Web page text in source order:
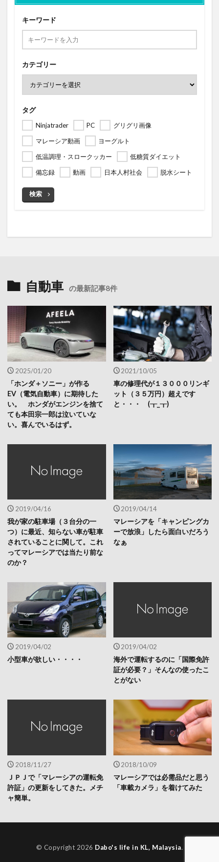
キーワード
カテゴリー
タグ
Ninjatrader PC
グリグリ画像
マレーシア動画
ヨーグルト
低温調理・スロークッカー
低糖質ダイエット
備忘録
動画 日本人村社会 脱水シート
検索
自動車 の最新記事8件
2025/01/20
「ホンダ＋ソニー」が作る
EV（電気自動車）に期待した
い。 ホンダがエンジンを捨て
ても本田宗一郎は泣いていな
い。喜んでいるはず。
2021/10/05
車の修理代が１３０００リンギ
ット（３５万円）超えです
と・・・ (┰_┰)
2019/04/16
我が家の駐車場（３台分の一
つ）に最近、知らない車が駐車
されていることに関して。これ
ってマレーシアでは当たり前な
のか？
2019/04/14
マレーシアを「キャンピングカ
ーで放浪」したら面白いだろう
なぁ
2019/04/02
小型車が欲しい・・・・
2019/04/02
海外で運転するのに「国際免許
証が必要？」そんなの使ったこ
とがない
2018/11/27
ＪＰＪで「マレーシアの運転免
許証」の更新をしてきた。メチ
ャ簡単。
2018/10/09
マレーシアでは必需品だと思う
「車載カメラ」を着けてみた
© Copyright 2026 Dabo's life in KL, Malaysia.